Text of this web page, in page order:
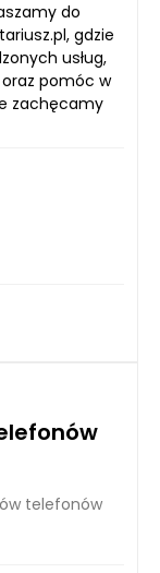
do
gdzie
usług,
pomóc w
zachęcamy
telefonów